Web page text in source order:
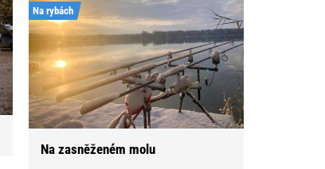
Na rybách
Na zasněženém molu